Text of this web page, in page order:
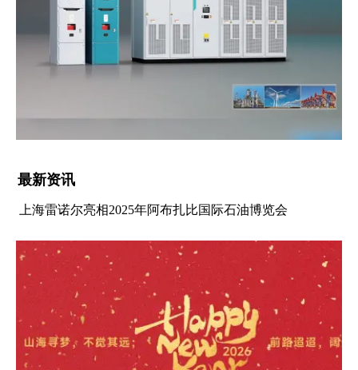
最新资讯
上海雷诺尔亮相2025年阿布扎比国际石油博览会